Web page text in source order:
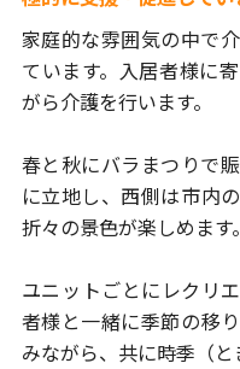
家庭的な雰囲気の中で
ています。 入居者様に
がら介護を行います。
春と秋にバラまつりで
に立地し、 西側は市内
折々の景色が楽しめます。
ユニットごとにレクリ
者様と一緒に季節の移
みながら、 共に時季（と